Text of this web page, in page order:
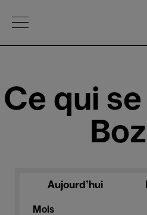
Open Menu
Ce qui
Aujourd'hui
Mois